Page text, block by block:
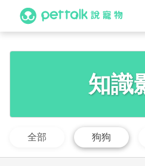
知識
全部 狗狗